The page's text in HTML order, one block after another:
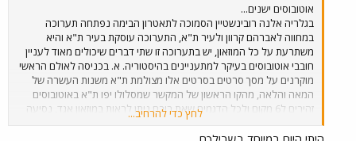
אוטובוסים ישנים...
בגלריה אלנה רובינשטיין הסמוכה לתאטרון הבימה נפתחה תערוכה
במחווה לאברהם קרוון ולעיר ת"א, התערוכה עוסקת בעיר ת"א והיא
משתרעת על כל המוזאון, יש בתערוכה זו שתי דברים שיכולים מאוד לעניין
חובבי אוטובוסים בעיקר למתעניינים בהיסטוריה. א. בכניסה לאולם הראשי
מוקרנים על מסך סרטים בסרטים אלו מצולמת ת"א משנות העשרה של
המאה והלאה, מהקו הראשון של המקשר שמסלולו יפו ת"א באוטובוסים
זהירים ל6 מקום ולכל הדגמים שאת רובם ניתן לראות במוזאון אגד, נסיעה
באוטובוס לילנד טייגר תיירותי עם חלונות למעלה (לינק מצורף) אבל אם
דלת נפתחת ידנית, היו עוד כאלה חוץ מלילנד?, בכל אופן זה ממש מדהים
לחץ כדי להרחיב...